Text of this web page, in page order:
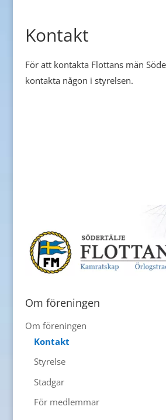
Kontakt
För att kontakta Flottans män
kontakta någon i styrelsen.
Om föreningen
Om föreningen
Kontakt
Styrelse
Stadgar
För medlemmar